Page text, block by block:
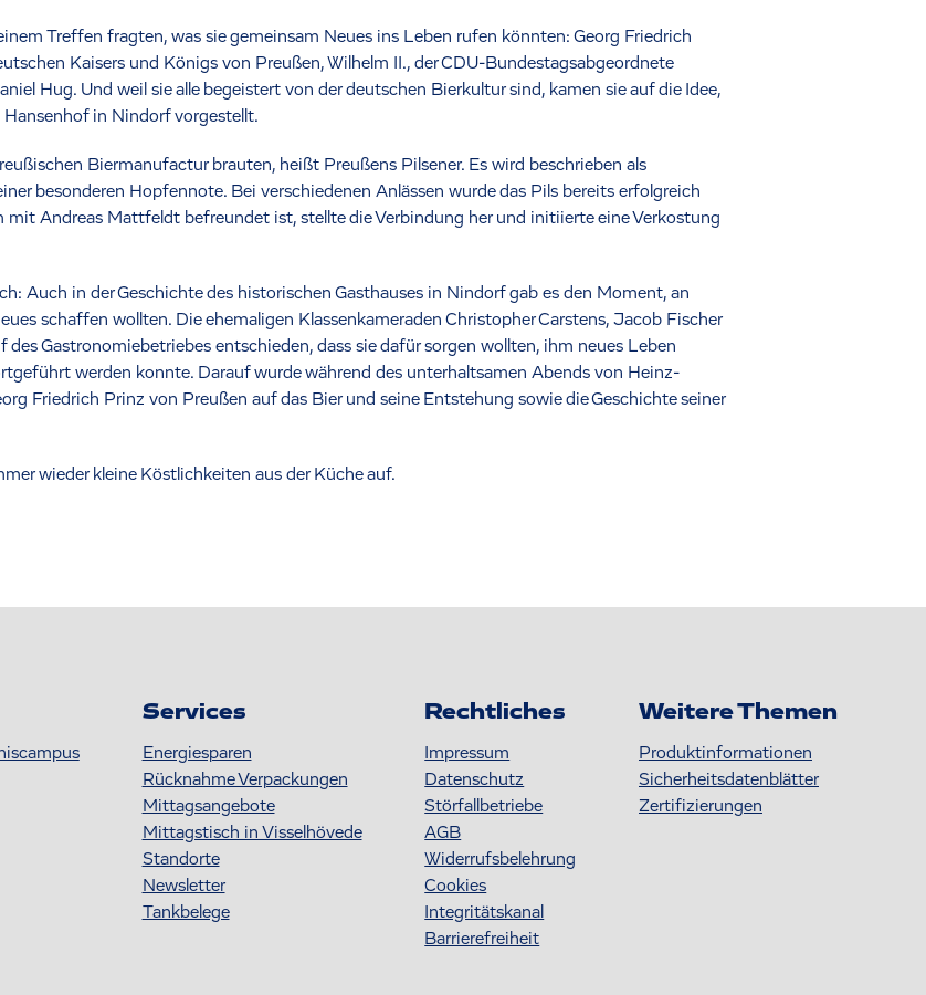
Treffen fragten, was sie gemeinsam Neues ins Leben rufen könnten: Georg Friedrich
Kaisers und Königs von Preußen,Wilhelm II., der CDU-Bundestagsabgeordnete
Hug. Und weil sie alle begeistert von der deutschen Bierkultur sind, kamen sie auf die Idee,
Hansenhof in Nindorf vorgestellt.
Biermanufactur brauten, heißt Preußens Pilsener. Es wird beschrieben als
besonderen Hopfennote. Bei verschiedenen Anlässen wurde das Pils bereits erfolgreich
mit Andreas Mattfeldt befreundet ist, stellte die Verbindung her und initiierte eine Verkostung
Auch in der Geschichte des historischen Gasthauses in Nindorf gab es den Moment, an
schaffen wollten. Die ehemaligen Klassenkameraden Christopher Carstens, Jacob Fischer
Gastronomiebetriebes entschieden, dass sie dafür sorgen wollten, ihm neues Leben
werden konnte. Darauf wurde während des unterhaltsamen Abends von Heinz-
Friedrich Prinz von Preußen auf das Bier und seine Entstehung sowie die Geschichte seiner
wieder kleine Köstlichkeiten aus der Küche auf.
Services
Energiesparen
Rücknahme Verpackungen
Mittagsangebote
Mittagstisch in Visselhövede
Standorte
Newsletter
Tankbelege
Rechtliches
Impressum
Datenschutz
Störfallbetriebe
AGB
Widerrufsbelehrung
Cookies
Integritätskanal
Barrierefreiheit
Weitere Themen
Produktinformationen
S icherheitsdatenblätter
Zertifizierungen